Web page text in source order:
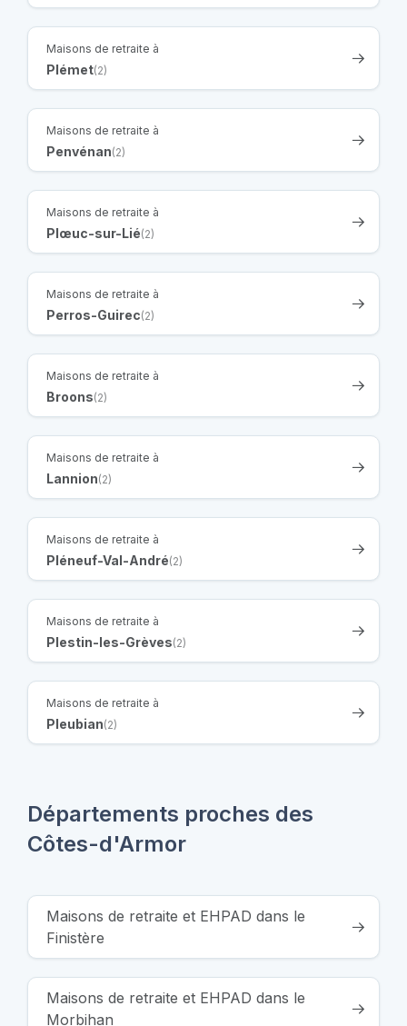
Maisons de retraite à
Plémet(2)
Maisons de retraite à
Penvénan(2)
Maisons de retraite à
Plœuc-sur-Lié(2)
Maisons de retraite à
Perros-Guirec(2)
Maisons de retraite à
Broons(2)
Maisons de retraite à
Lannion(2)
Maisons de retraite à
Pléneuf-Val-André(2)
Maisons de retraite à
Plestin-les-Grèves(2)
Maisons de retraite à
Pleubian(2)
Départements proches des
Côtes-d'Armor
Maisons de retraite et EHPAD dans le
Finistère
Maisons de retraite et EHPAD dans le
Morbihan